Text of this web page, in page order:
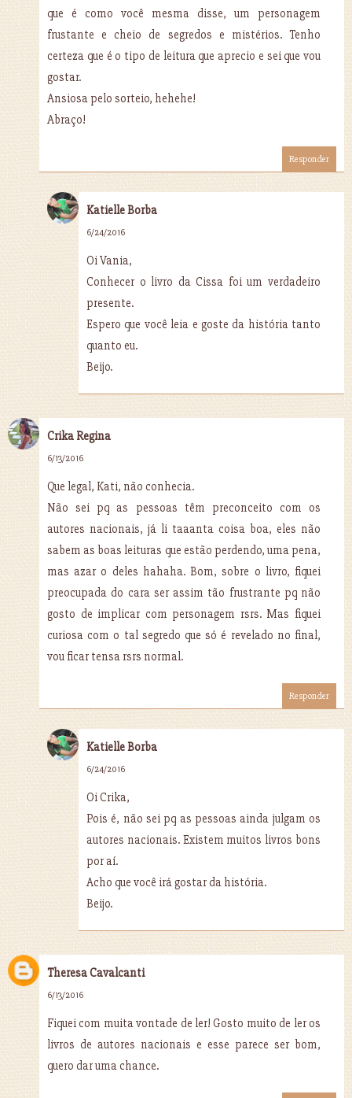
que é como você mesma disse, um personagem
frustante e cheio de segredos e mistérios. Tenho
certeza que é o tipo de leitura que aprecio e sei que vou
gostar.
Ansiosa pelo sorteio, hehehe!
Abraço!
Responder
Katielle Borba
6/24/2016
Oi Vania,
Conhecer o livro da Cissa foi um verdadeiro
presente.
Espero que você leia e goste da história tanto
quanto eu.
Beijo.
Crika Regina
6/13/2016
Que legal, Kati, não conhecia.
Não sei pq as pessoas têm preconceito com os
autores nacionais, já li taaanta coisa boa, eles não
sabem as boas leituras que estão perdendo, uma pena,
mas azar o deles hahaha. Bom, sobre o livro, fiquei
preocupada do cara ser assim tão frustrante pq não
gosto de implicar com personagem rsrs. Mas fiquei
curiosa com o tal segredo que só é revelado no final,
vou ficar tensa rsrs normal.
Responder
Katielle Borba
6/24/2016
Oi Crika,
Pois é, não sei pq as pessoas ainda julgam os
autores nacionais. Existem muitos livros bons
por aí.
Acho que você irá gostar da história.
Beijo.
Theresa Cavalcanti
6/13/2016
Fiquei com muita vontade de ler! Gosto muito de ler os
livros de autores nacionais e esse parece ser bom,
quero dar uma chance.